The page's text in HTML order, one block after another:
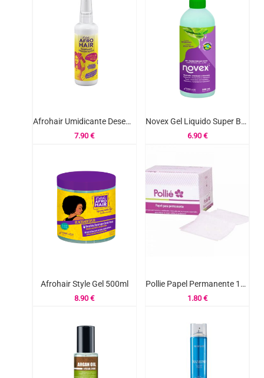
Afrohair Umidicante Desembaracante 250ml
7.90€
Novex Gel Liquido Super Babosao Aloe Vera 300ml
6.90 €
Afrohair Style Gel 500ml
8.90€
Pollie Papel Permanente 1000un Ref.00667
1.80 €